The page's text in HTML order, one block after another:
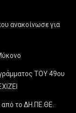
ανακοίνωσε για
ΤΟΥ 49ου
το ΔΗ.ΠΕ.ΘΕ.